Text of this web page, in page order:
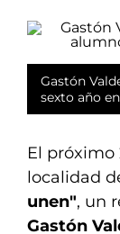
Gastón
sexto año
El próximo
localidad
unen", un
Gastón